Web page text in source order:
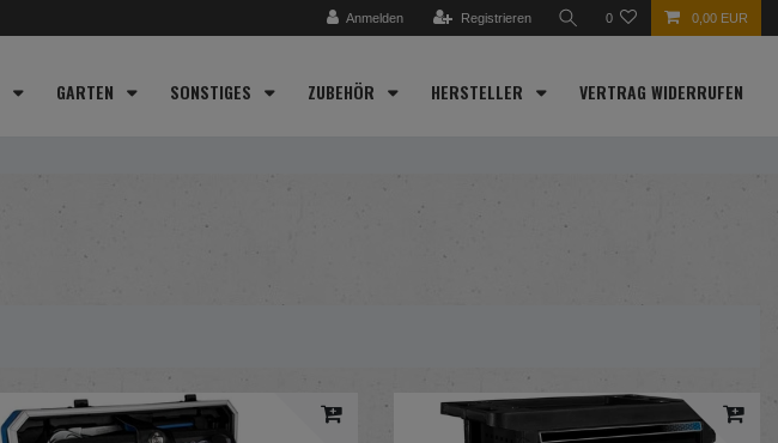
Anmelden Registrieren 0 0,00 EUR
GARTEN SONSTIGES ZUBEHÖR HERSTELLER VERTRAG WIDERRUFEN